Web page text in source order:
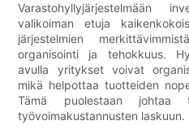
Varastohyllyjärjestelmään
valikoiman etuja
järjestelmien
organisointi ja tehokkuus.
avulla yritykset voivat
mikä helpottaa tuotteiden
Tämä puolestaan ​​johtaa
työvoimakustannusten laskuun.